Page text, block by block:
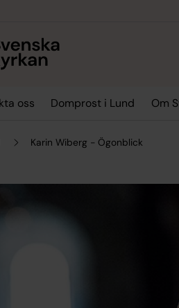
oss Domprost i Lund Om
Karin Wiberg - Ögonblick